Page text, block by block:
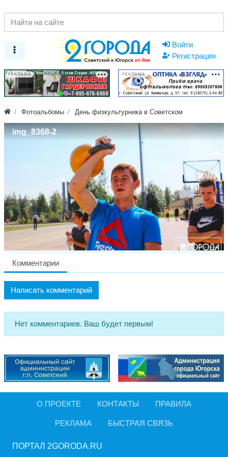
Войти
Регистрация
РЕКЛАМА РЕКЛАМА
Фотоальбомы День физкультурника в Советском
img_8368-2
Комментарии
Написать комментарий
Нет комментариев. Ваш будет первым!
О ПРОЕКТЕ КОНТАКТЫ ПРАВИЛА
РЕКЛАМА БЫСТРАЯ СВЯЗЬ
ПОРТАЛ 2GORODA.RU